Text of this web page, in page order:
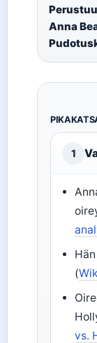
Anna
1
(
vs.